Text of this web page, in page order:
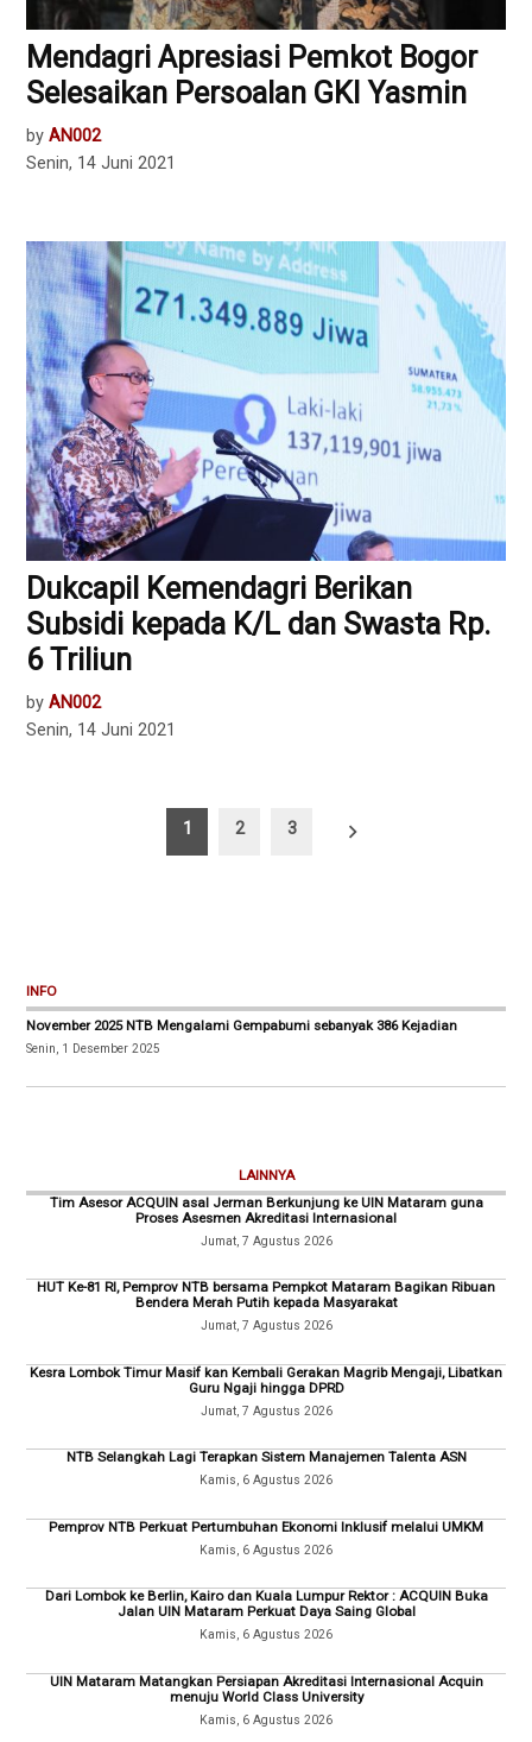
Mendagri Apresiasi Pemkot Bogor
Selesaikan Persoalan GKI Yasmin
by AN002
Senin, 14 Juni 2021
Dukcapil Kemendagri Berikan
Subsidi kepada K/L dan Swasta Rp.
6 Triliun
by AN002
Senin, 14 Juni 2021
1 2 3
INFO
November 2025 NTB Mengalami Gempabumi sebanyak 386 Kejadian
Senin, 1 Desember 2025
LAINNYA
Tim Asesor ACQUIN asal Jerman Berkunjung ke UIN Mataram guna
Proses Asesmen Akreditasi Internasional
Jumat, 7 Agustus 2026
HUT Ke-81 RI, Pemprov NTB bersama Pempkot Mataram Bagikan Ribuan
Bendera Merah Putih kepada Masyarakat
Jumat, 7 Agustus 2026
Kesra Lombok Timur Masif kan Kembali Gerakan Magrib Mengaji, Libatkan
Guru Ngaji hingga DPRD
Jumat, 7 Agustus 2026
NTB Selangkah Lagi Terapkan Sistem Manajemen Talenta ASN
Kamis, 6 Agustus 2026
Pemprov NTB Perkuat Pertumbuhan Ekonomi Inklusif melalui UMKM
Kamis, 6 Agustus 2026
Dari Lombok ke Berlin, Kairo dan Kuala Lumpur Rektor : ACQUIN Buka
Jalan UIN Mataram Perkuat Daya Saing Global
Kamis, 6 Agustus 2026
UIN Mataram Matangkan Persiapan Akreditasi Internasional Acquin
menuju World Class University
Kamis, 6 Agustus 2026